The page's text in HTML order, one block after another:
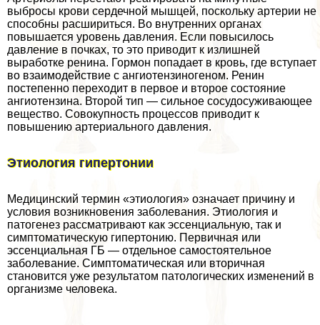
выбросы крови сердечной мышцей, поскольку артерии не
способны расшириться. Во внутренних органах
повышается уровень давления. Если повысилось
давление в почках, то это приводит к излишней
выработке ренина. Гормон попадает в кровь, где вступает
во взаимодействие с ангиотензиногеном. Ренин
постепенно переходит в первое и второе состояние
ангиотензина. Второй тип — сильное сосудосуживающее
вещество. Совокупность процессов приводит к
повышению артериального давления.
Этиология гипертонии
Медицинский термин «этиология» означает причину и
условия возникновения заболевания. Этиология и
патогенез рассматривают как эссенциальную, так и
симптоматическую гипертонию. Первичная или
эссенциальная ГБ — отдельное самостоятельное
заболевание. Симптоматическая или вторичная
становится уже результатом патологических изменений в
организме человека.